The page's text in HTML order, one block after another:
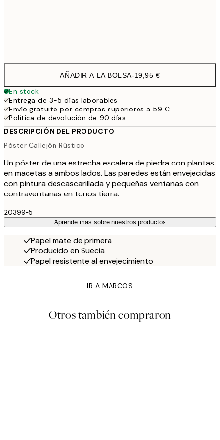
AÑADIR A LA BOLSA-19,95 €
En stock
Entrega de 3-5 días laborables
Envío gratuito por compras superiores a 59 €
Política de devolución de 90 días
DESCRIPCIÓN DEL PRODUCTO
Póster Callejón Rústico
Un póster de una estrecha escalera de piedra con plantas
en macetas a ambos lados. Las paredes están envejecidas
con pintura descascarillada y pequeñas ventanas con
contraventanas en tonos tierra.
20399-5
Aprende más sobre nuestros productos
Papel mate de primera
Producido en Suecia
Papel resistente al envejecimiento
IR A MARCOS
Otros también compraron